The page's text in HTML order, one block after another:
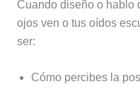
Cuando diseño o hablo
ojos ven o tus oídos
ser:
Cómo percibes la